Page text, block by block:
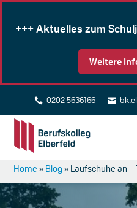
 0202 5636166 
Home » Blog» Laufschuhe an
+++ Aktuelles zum
Weitere